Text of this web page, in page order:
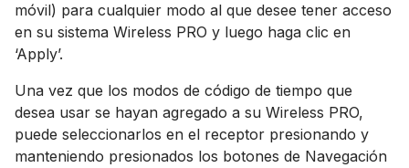
móvil) para cualquier modo al que desee tener acceso
en su sistema Wireless PRO y luego haga clic en
‘Apply’.
Una vez que los modos de código de tiempo que
desea usar se hayan agregado a su Wireless PRO,
puede seleccionarlos en el receptor presionando y
manteniendo presionados los botones de Navegación